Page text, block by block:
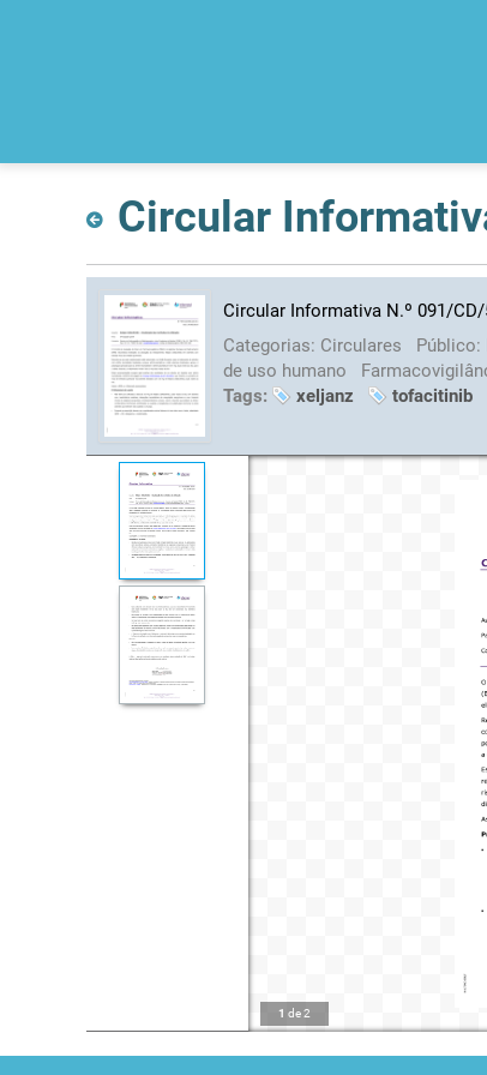
Circular
Circular Informativa N.º 091/
Categorias: Circulares Público:
de uso humano
Tags:
xeljanz tofacitinib
1 de2